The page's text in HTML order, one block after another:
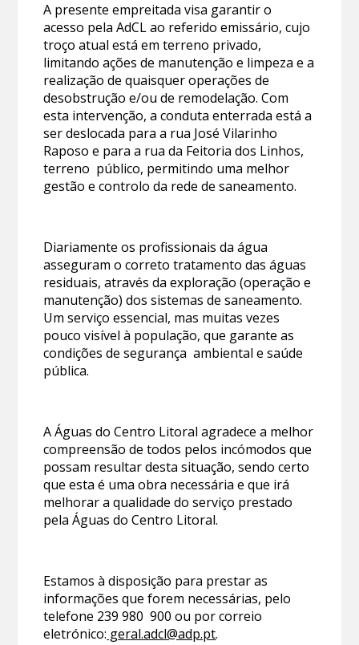
A presente empreitada visa garantir o
acesso pela AdCL ao referido emissário, cujo
troço atual está em terreno privado,
limitando ações de manutenção e limpeza e a
realização de quaisquer operações de
desobstrução e/ou de remodelação. Com
esta intervenção, a conduta enterrada está a
ser deslocada para a rua José Vilarinho
Raposo e para a rua da Feitoria dos Linhos,
terreno público, permitindo uma melhor
gestão e controlo da rede de saneamento.
Diariamente os profissionais da água
asseguram o correto tratamento das águas
residuais, através da exploração (operação e
manutenção) dos sistemas de saneamento.
Um serviço essencial, mas muitas vezes
pouco visível à população, que garante as
condições de segurança ambiental e saúde
pública.
A Águas do Centro Litoral agradece a melhor
compreensão de todos pelos incómodos que
possam resultar desta situação, sendo certo
que esta é uma obra necessária e que irá
melhorar a qualidade do serviço prestado
pela Águas do Centro Litoral.
Estamos à disposição para prestar as
informações que forem necessárias, pelo
telefone 239 980 900 ou por correio
eletrónico: geral.adcl@adp.pt.